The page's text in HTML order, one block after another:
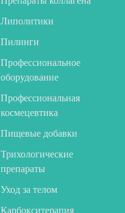
Липолитики
Пилинги
Профессиональное
оборудование
Профессиональная
космецевтика
Пищевые добавки
Трихологические
препараты
Уход за телом
Карбокситерапия